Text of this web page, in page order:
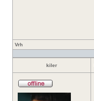
Vrh
kiler